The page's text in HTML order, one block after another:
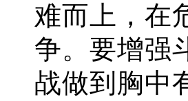
难而上，在
争。要增强
战做到胸中